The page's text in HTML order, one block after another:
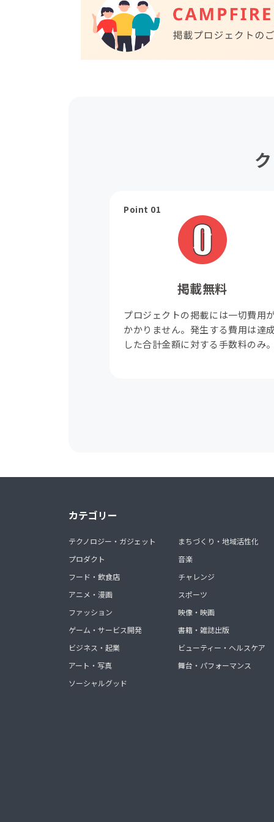
Point 01
掲載無料
プロジェクトの掲載には一切費用
かかりません。発生する費用は達
した合計金額に対する手数料のみ
カテゴリー
テクノロジー・ガジェット
プロダクト
フード・飲食店
アニメ・漫画
ファッション
ゲーム・サービス開発
ビジネス・起業
アート・写真
ソーシャルグッド
まちづくり・地域活性化
音楽
チャレンジ
スポーツ
映像・映画
書籍・雑誌出版
ビューティー・ヘルスケア
舞台・パフォーマンス